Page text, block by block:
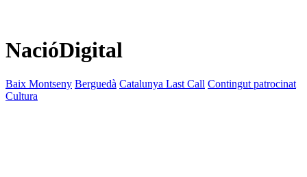
NacióDigital
Baix Montseny Berguedà Catalunya Last Call Contingut patrocinat
Cultura